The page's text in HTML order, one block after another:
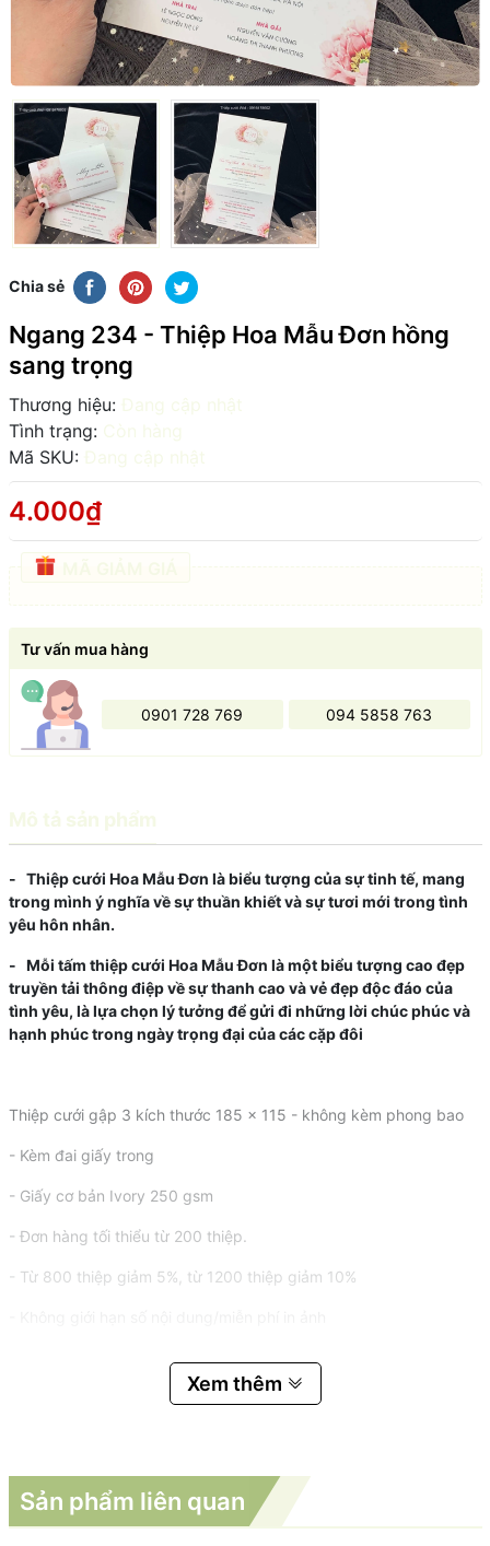
Chia sẻ
Ngang 234 - Thiệp Hoa Mẫu Đơn hồng
sang trọng
Thương hiệu: Đang cập nhật
Tình trạng: Còn hàng
Mã SKU: Đang cập nhật
4.000₫
Tư vấn mua hàng
0901 728 769 094 5858 763
Mô tả sản phẩm
- Thiệp cưới Hoa Mẫu Đơn là biểu tượng của sự tinh tế, mang
trong mình ý nghĩa về sự thuần khiết và sự tươi mới trong tình
yêu hôn nhân.
- Mỗi tấm thiệp cưới Hoa Mẫu Đơn là một biểu tượng cao đẹp
truyền tải thông điệp về sự thanh cao và vẻ đẹp độc đáo của
tình yêu, là lựa chọn lý tưởng để gửi đi những lời chúc phúc và
hạnh phúc trong ngày trọng đại của các cặp đôi
Thiệp cưới gập 3 kích thước 185 x 115 - không kèm phong bao
- Kèm đai giấy trong
- Giấy cơ bản Ivory 250 gsm
- Đơn hàng tối thiểu từ 200 thiệp.
- Từ 800 thiệp giảm 5%, từ 1200 thiệp giảm 10%
Xem thêm
Sản phẩm liên quan